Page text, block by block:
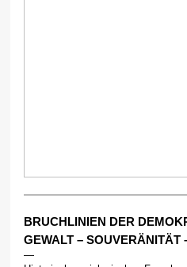
BRUCHLINIEN DER
GEWALT – SOUVERÄNITÄT
—